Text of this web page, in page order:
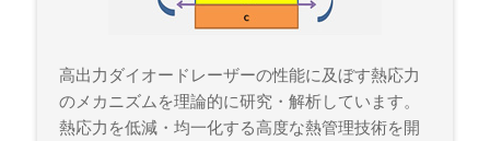
高出力ダイオードレーザーの性能に及ぼす熱応力
のメカニズムを理論的に研究・解析しています。
熱応力を低減・均一化する高度な熱管理技術を開